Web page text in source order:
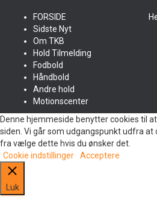
FORSIDE
Sidste Nyt
Om TKB
Hold Tilmelding
Fodbold
Håndbold
Andre hold
Motionscenter
Denne hjemmeside benytter cookies til
siden. Vi går som udgangspunkt udfra at
fra vælge dette hvis du ønsker det.
Cookie indstillinger
Acceptere
Luk